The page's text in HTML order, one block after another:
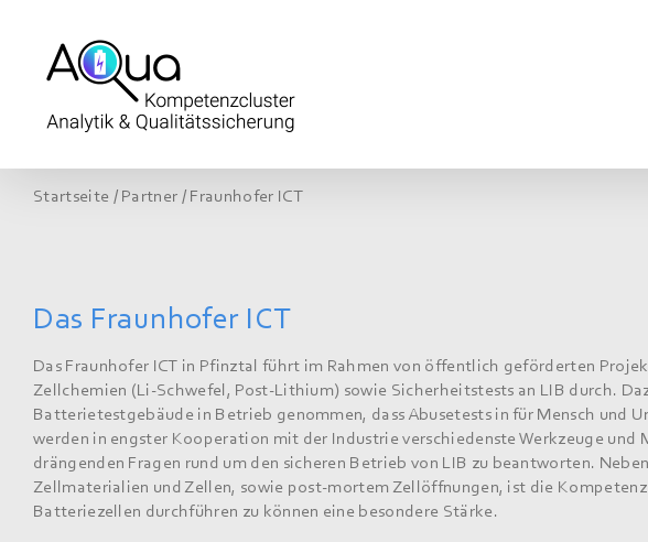
springen
Startseite / Partner / Fraunhofer ICT
Das Fraunhofer ICT
Das Fraunhofer ICT in Pfinztal führt im Rahmen von öffentlich geförderten
Zellchemien (Li-Schwefel, Post-Lithium) sowie Sicherheitstests an LIB durch.
Batterietestgebäude in Betrieb genommen, dass Abusetests in für Mensch und
werden in engster Kooperation mit der Industrie verschiedenste Werkzeuge
drängenden Fragen rund um den sicheren Betrieb von LIB zu beantworten.
Zellmaterialien und Zellen, sowie post-mortem Zellöffnungen, ist die
Batteriezellen durchführen zu können eine besondere Stärke.